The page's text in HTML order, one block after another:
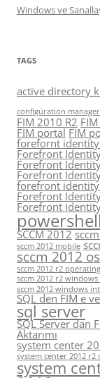
Windows ve
TAGS
active directory
configüration
FIM 2010 R2
FIM portal FIM
forefornt
Forefront
Forefront
Forefront
forefront identity
Forefront
Forefront
SCCM 2012
sccm 2012 mobile
sccm 2012
sccm 2012 r2
sccm 2012 r2 windows
sccm 2012 windows
SQL den FIM e
sql server
SQL Server dan
Aktarımı
system center
system center 2012
system